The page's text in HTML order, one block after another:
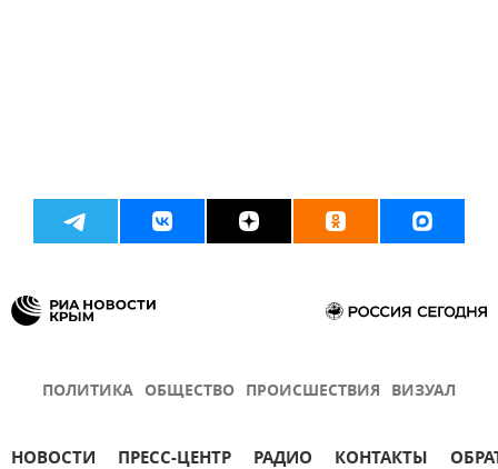
ПОЛИТИКА ОБЩЕСТВО ПРОИСШЕСТВИЯ ВИЗУАЛ
НОВОСТИ ПРЕСС-ЦЕНТР РАДИО КОНТАКТЫ